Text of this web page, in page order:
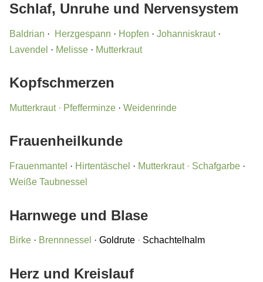
Schlaf, Unruhe und Nervensystem
Baldrian · Herzgespann · Hopfen · Johanniskraut·
Lavendel · Melisse · Mutterkraut
Kopfschmerzen
Mutterkraut· Pfefferminze · Weidenrinde
Frauenheilkunde
Frauenmantel · Hirtentäschel · Mutterkraut· Schafgarbe ·
Weiße Taubnessel
Harnwege und Blase
Birke · Brennnessel · Goldrute · Schachtelhalm
Herz und Kreislauf